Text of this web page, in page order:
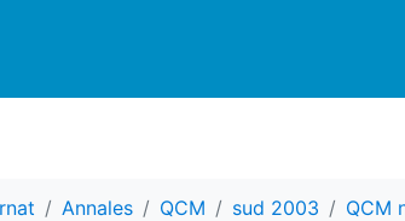
Annales QCM sud 2003 QCM